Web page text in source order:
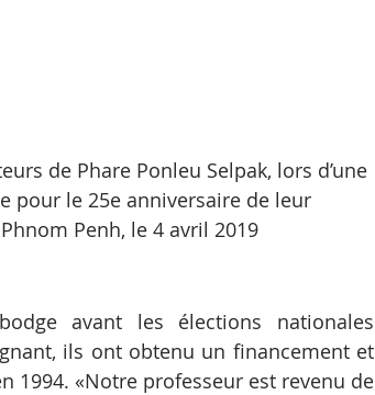
de Phare Ponleu Selpak, lors d’une
pour le 25e anniversaire de leur
Penh, le 4 avril 2019
avant les élections nationales
ils ont obtenu un financement et
1994. «Notre professeur est revenu de